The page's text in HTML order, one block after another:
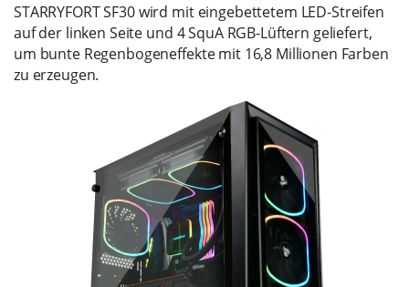
STARRYFORT SF30 wird mit eingebettetem LED-Streifen
auf der linken Seite und 4 SquA RGB-Lüftern geliefert,
um bunte Regenbogeneffekte mit 16,8 Millionen Farben
zu erzeugen.